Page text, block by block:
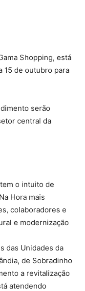
Shopping, está
15 de outubro para
serão
central da
o intuito de
Hora mais
colaboradores e
e modernização
das Unidades da
de Sobradinho
a revitalização
atendendo